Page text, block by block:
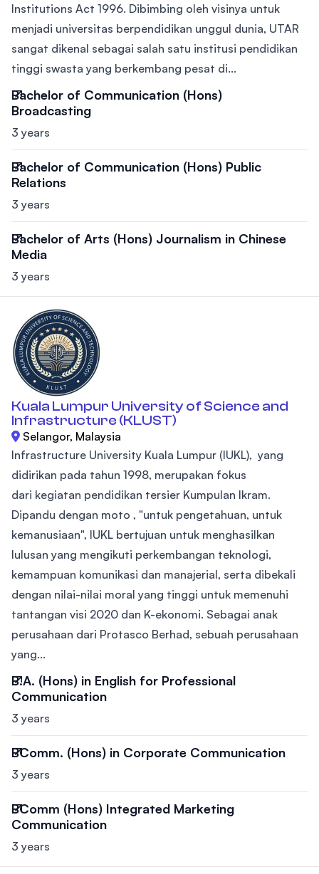
Institutions Act 1996. Dibimbing oleh visinya untuk
menjadi universitas berpendidikan unggul dunia, UTAR
sangat dikenal sebagai salah satu institusi pendidikan
tinggi swasta yang berkembang pesat di...
Bachelor of Communication (Hons)
Broadcasting
3 years
Bachelor of Communication (Hons) Public
Relations
3 years
Bachelor of Arts (Hons) Journalism in Chinese
Media
3 years
Kuala Lumpur University of Science and
Infrastructure (KLUST)
Selangor, Malaysia
Infrastructure University Kuala Lumpur (IUKL), yang
didirikan pada tahun 1998, merupakan fokus
dari kegiatan pendidikan tersier Kumpulan Ikram.
Dipandu dengan moto , "untuk pengetahuan, untuk
kemanusiaan", IUKL bertujuan untuk menghasilkan
lulusan yang mengikuti perkembangan teknologi,
kemampuan komunikasi dan manajerial, serta dibekali
dengan nilai-nilai moral yang tinggi untuk memenuhi
tantangan visi 2020 dan K-ekonomi. Sebagai anak
perusahaan dari Protasco Berhad, sebuah perusahaan
yang...
B.A. (Hons) in English for Professional
Communication
3 years
BComm. (Hons) in Corporate Communication
3 years
BComm (Hons) Integrated Marketing
Communication
3 years